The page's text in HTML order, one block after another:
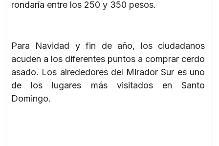
rondaría entre los 250 y 350 pesos.
Para Navidad y fin de año, los ciudadanos
acuden a los diferentes puntos a comprar cerdo
asado. Los alrededores del Mirador Sur es uno
de los lugares más visitados en Santo
Domingo.